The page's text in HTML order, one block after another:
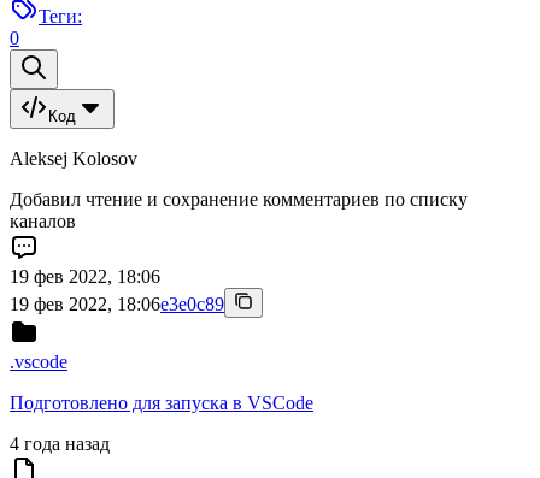
Теги:
0
Код
Aleksej Kolosov
Добавил чтение и сохранение комментариев по списку
каналов
19 фев 2022, 18:06
19 фев 2022, 18:06e3e0c89
.vscode
Подготовлено для запуска в VSCode
4 года назад